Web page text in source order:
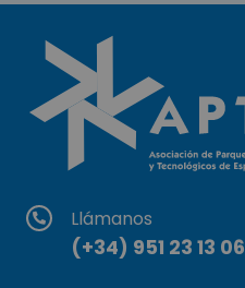
Llámanos
(+34) 951 23 13 06